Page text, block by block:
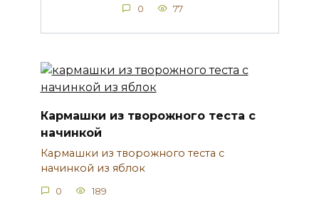
0 77
Кармашки из творожного теста с
начинкой
Кармашки из творожного теста с
начинкой из яблок
0 189